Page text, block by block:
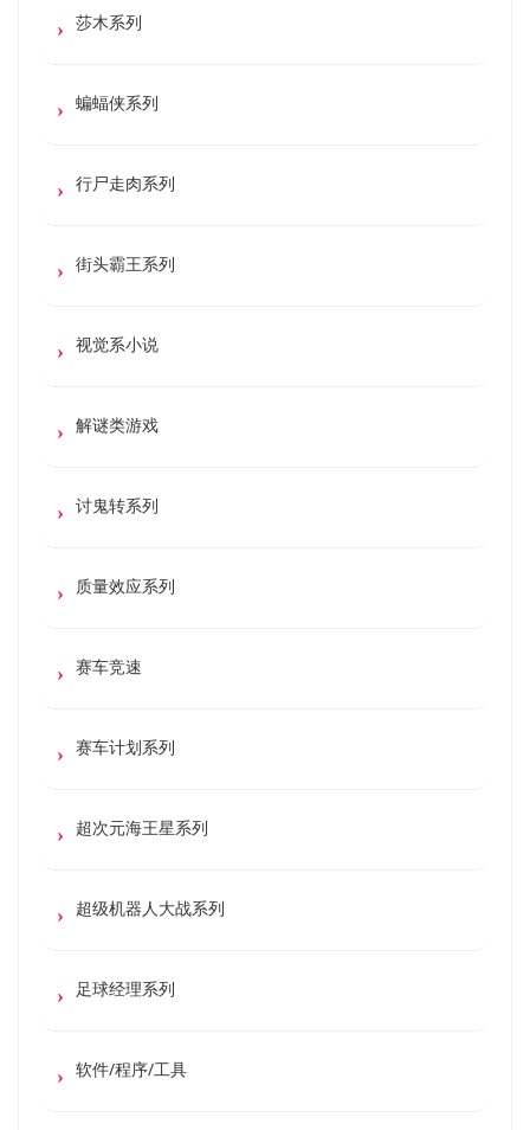
莎木系列
蝙蝠侠系列
行尸走肉系列
街头霸王系列
视觉系小说
解谜类游戏
讨鬼转系列
质量效应系列
赛车竞速
赛车计划系列
超次元海王星系列
超级机器人大战系列
足球经理系列
软件/程序/工具